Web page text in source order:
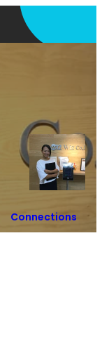
Connections